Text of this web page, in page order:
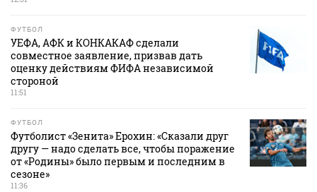
ФУТБОЛ
УЕФА, АФК и КОНКАКАФ сделали
совместное заявление, призвав дать
оценку действиям ФИФА независимой
стороной
11:51
ФУТБОЛ
Футболист «Зенита» Ерохин: «Сказали друг
другу — надо сделать все, чтобы поражение
от «Родины» было первым и последним в
сезоне»
11:36